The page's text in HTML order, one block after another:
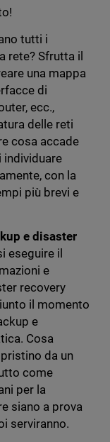
tutti i
rete? Sfrutta il
una mappa
di
ecc.,
delle reti
cosa accade
individuare
con la
più brevi e
e disaster
eseguire il
e
recovery
il momento
e
Cosa
da un
come
per la
siano a prova
serviranno.